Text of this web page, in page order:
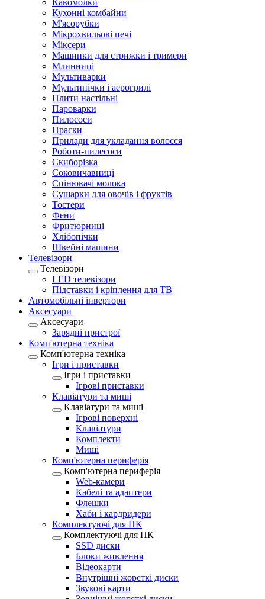
Кавомолки
Кухонні комбайни
М'ясорубки
Мікрохвильові печі
Міксери
Машинки для стрижки і тримери
Млинниці
Мультиварки
Мультипічки і аерогрилі
Плити настільні
Пароварки
Пилососи
Праски
Прилади для укладання волосся
Роботи-пилесоси
Скиборізка
Соковичавниці
Спінювачі молока
Сушарки для овочів і фруктів
Тостери
Фени
Фритюрниці
Хлібопічки
Швейні машини
Телевізори
Телевізори
LED телевізори
Підставки і кріплення для ТВ
Автомобільні інвертори
Аксесуари
Аксесуари
Зарядні пристрої
Комп'ютерна техніка
Комп'ютерна техніка
Ігри і приставки
Ігри і приставки
Ігрові приставки
Клавіатури та миші
Клавіатури та миші
Ігрові поверхні
Клавіатури
Комплекти
Миші
Комп'ютерна периферія
Комп'ютерна периферія
Web-камери
Кабелі та адаптери
Флешки
Хаби і кардридери
Комплектуючі для ПК
Комплектуючі для ПК
SSD диски
Блоки живлення
Відеокарти
Внутрішні жорсткі диски
Звукові карти